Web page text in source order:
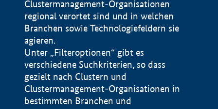
Clustermanagement-Organisationen
regional verortet sind und in welchen
Branchen sowie Technologiefeldern sie
agieren.
Unter „Filteroptionen“ gibt es
verschiedene Suchkriterien, so dass
gezielt nach Clustern und
Clustermanagement-Organisationen in
bestimmten Branchen und
Impressum
Datenschutzerklärung
BMWE, 2026 ©
100 km © Geobasis-DE / BKG 2015